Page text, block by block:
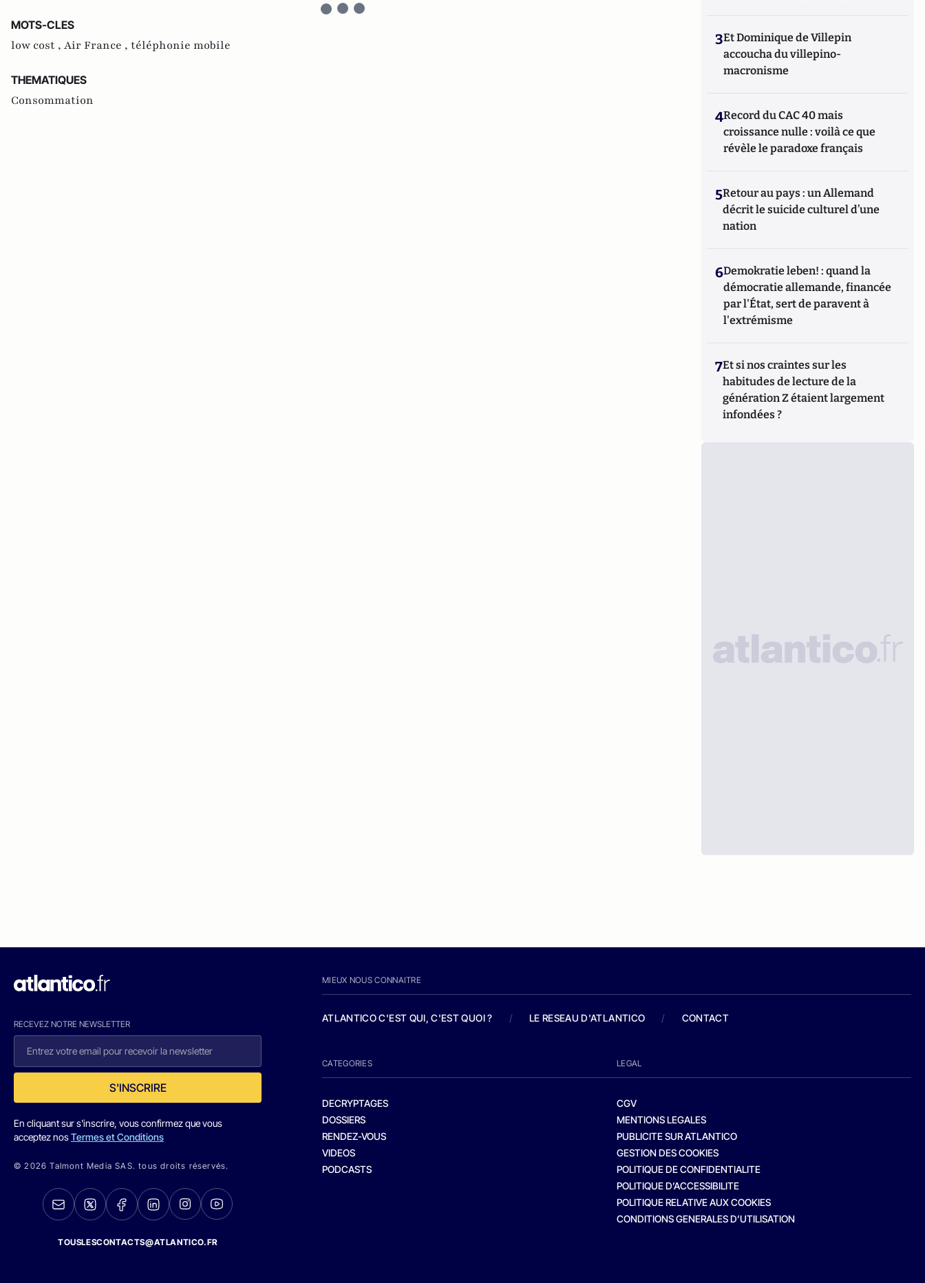
MOTS-CLES
low cost , Air France , téléphonie mobile
THEMATIQUES
Consommation
3Et Dominique de Villepin
accoucha du villepino-
macronisme
4Record du CAC 40 mais
croissance nulle : voilà ce que
révèle le paradoxe français
5Retour au pays : un Allemand
décrit le suicide culturel d’une
nation
6Demokratie leben! : quand la
démocratie allemande, financée
par l'État, sert de paravent à
l'extrémisme
7Et si nos craintes sur les
habitudes de lecture de la
génération Z étaient largement
infondées ?
RECEVEZ NOTRE NEWSLETTER
S'INSCRIRE
En cliquant sur s'inscrire, vous confirmez que vous
acceptez nosTermes et Conditions
© 2026 Talmont Media SAS. tous droits réservés.
TOUSLESCONTACTS@ATLANTICO.FR
MIEUX NOUS CONNAITRE
ATLANTICO C'EST QUI, C'EST QUOI ? / LE RESEAU D'ATLANTICO / CONTACT
CATEGORIES
DECRYPTAGES
DOSSIERS
RENDEZ-VOUS
VIDEOS
PODCASTS
LEGAL
CGV
MENTIONS LEGALES
PUBLICITE SUR ATLANTICO
GESTION DES COOKIES
POLITIQUE DE CONFIDENTIALITE
POLITIQUE D’ACCESSIBILITE
POLITIQUE RELATIVE AUX COOKIES
CONDITIONS GENERALES D’UTILISATION